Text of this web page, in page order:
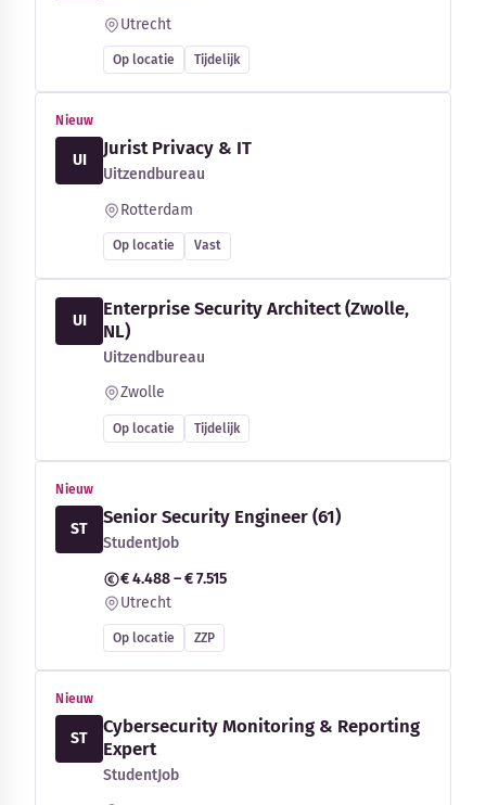
Utrecht
Op locatie Tijdelijk
Nieuw
UI
Jurist Privacy & IT
Uitzendbureau
Rotterdam
Op locatie Vast
UI
Enterprise Security Architect (Zwolle,
NL)
Uitzendbureau
Zwolle
Op locatie Tijdelijk
Nieuw
ST
Senior Security Engineer (61)
StudentJob
€ 4.488 – € 7.515
Utrecht
Op locatie ZZP
Nieuw
ST
Cybersecurity Monitoring & Reporting
Expert
StudentJob